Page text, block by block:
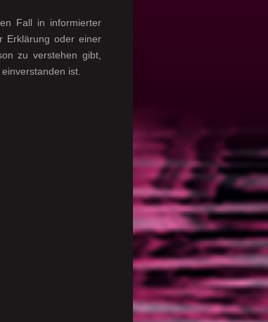
Fall in informierter
Erklärung oder einer
zu verstehen gibt,
ist.